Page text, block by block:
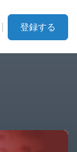
| 登録する